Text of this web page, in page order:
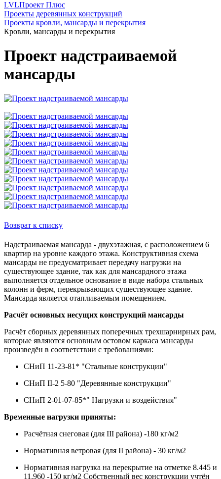
LVLПроект Плюс
Проекты деревянных конструкций
Проекты кровли, мансарды и перекрытия
Кровли, мансарды и перекрытия
Проект надстраиваемой
мансарды
Возврат к списку
Надстраиваемая мансарда - двухэтажная, с расположением 6
квартир на уровне каждого этажа. Конструктивная схема
мансарды не предусматривает передачу нагрузки на
существующее здание, так как для мансардного этажа
выполняется отдельное основание в виде набора стальных
колонн и ферм, перекрывающих существующее здание.
Мансарда является отапливаемым помещением.
Расчёт основных несущих конструкций мансарды
Расчёт сборных деревянных поперечных трехшарнирных рам,
которые являются основным остовом каркаса мансарды
произведён в соответствии с требованиями:
СНиП 11-23-81* "Стальные конструкции"
СНиП II-2 5-80 "Деревянные конструкции"
СНиП 2-01-07-85*" Нагрузки и воздействия"
Временные нагрузки приняты:
Расчётная снеговая (для III района) -180 кг/м2
Нормативная ветровая (для II района) - 30 кг/м2
Нормативная нагрузка на перекрытие на отметке 8.445 и
11.960 -150 кг/м2 Собственный вес конструкции учтён